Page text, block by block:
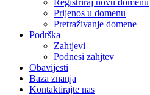
Registriraj novu domenu
Prijenos u domenu
Pretraživanje domene
Podrška
Zahtjevi
Podnesi zahjtev
Obavijesti
Baza znanja
Kontaktirajte nas